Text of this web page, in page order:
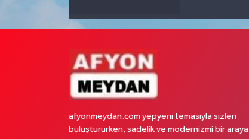
afyonmeydan.com yepyeni temasıyla sizleri
buluştururken, sadelik ve modernizmi bir araya